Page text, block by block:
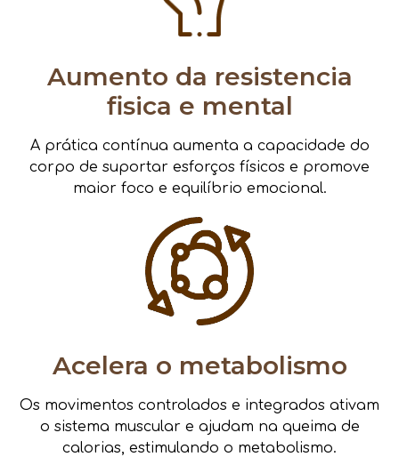
Aumento da resistencia
fisica e mental
A prática contínua aumenta a capacidade do
corpo de suportar esforços físicos e promove
maior foco e equilíbrio emocional.
Acelera o metabolismo
Os movimentos controlados e integrados ativam
o sistema muscular e ajudam na queima de
calorias, estimulando o metabolismo.